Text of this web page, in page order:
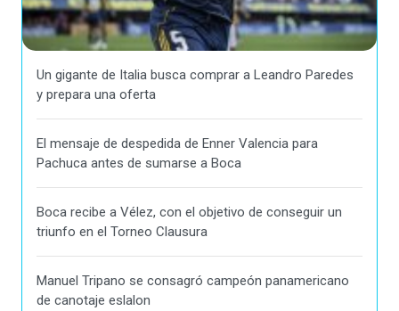
Un gigante de Italia busca comprar a Leandro Paredes
y prepara una oferta
El mensaje de despedida de Enner Valencia para
Pachuca antes de sumarse a Boca
Boca recibe a Vélez, con el objetivo de conseguir un
triunfo en el Torneo Clausura
Manuel Tripano se consagró campeón panamericano
de canotaje eslalon